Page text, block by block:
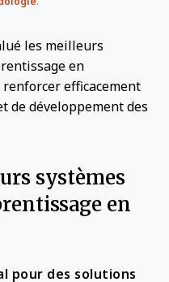
les meilleurs
en
efficacement
de développement des
systèmes
en
pour des solutions